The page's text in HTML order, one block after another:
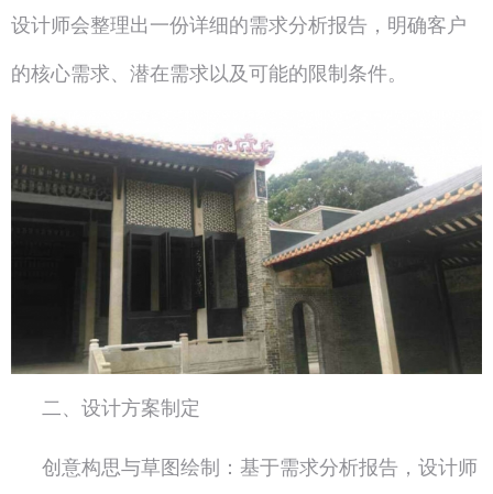
设计师会整理出一份详细的需求分析报告，明确客户
的核心需求、潜在需求以及可能的限制条件。
二、设计方案制定
创意构思与草图绘制：基于需求分析报告，设计师